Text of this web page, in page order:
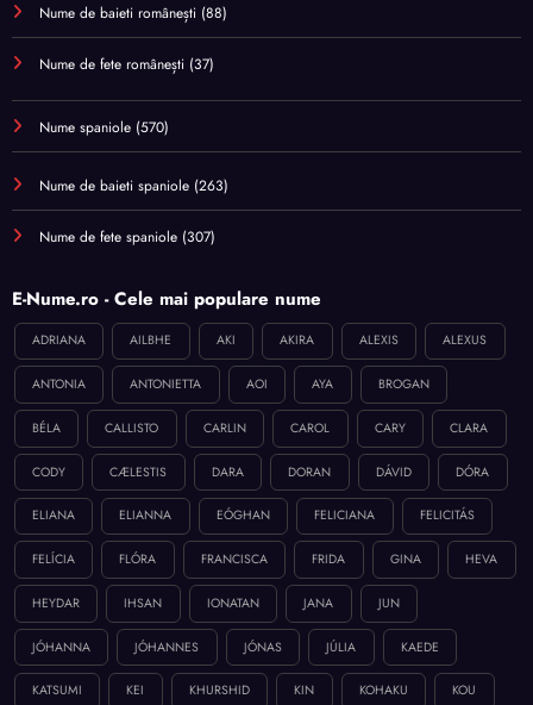
Nume de baieti românești (88)
Nume de fete românești (37)
Nume spaniole (570)
Nume de baieti spaniole (263)
Nume de fete spaniole (307)
E-Nume.ro - Cele mai populare nume
ADRIANA AILBHE AKI AKIRA ALEXIS ALEXUS
ANTONIA ANTONIETTA AOI AYA BROGAN
BÉLA CALLISTO CARLIN CAROL CARY CLARA
CODY CÆLESTIS DARA DORAN DÁVID DÓRA
ELIANA ELIANNA EÓGHAN FELICIANA FELICITÁS
FELÍCIA FLÓRA FRANCISCA FRIDA GINA HEVA
HEYDAR IHSAN IONATAN JANA JUN
JÓHANNA JÓHANNES JÓNAS JÚLIA KAEDE
KATSUMI KEI KHURSHID KIN KOHAKU KOU